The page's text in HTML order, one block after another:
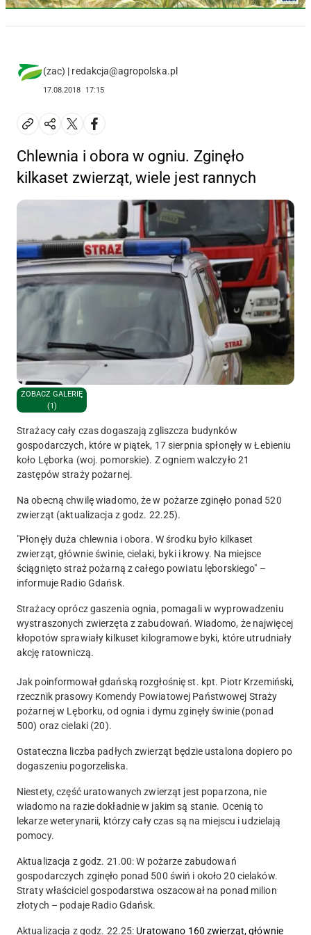
(zac) | redakcja@agropolska.pl
17.08.2018 17:15
Chlewnia i obora w ogniu. Zginęło
kilkaset zwierząt, wiele jest rannych
ZOBACZ GALERIĘ
(1)
Strażacy cały czas dogaszają zgliszcza budynków
gospodarczych, które w piątek, 17 sierpnia spłonęły w Łebieniu
koło Lęborka (woj. pomorskie). Z ogniem walczyło 21
zastępów straży pożarnej.
Na obecną chwilę wiadomo, że w pożarze zginęło ponad 520
zwierząt (aktualizacja z godz. 22.25).
"Płonęły duża chlewnia i obora. W środku było kilkaset
zwierząt, głównie świnie, cielaki, byki i krowy. Na miejsce
ściągnięto straż pożarną z całego powiatu lęborskiego" –
informuje Radio Gdańsk.
Strażacy oprócz gaszenia ognia, pomagali w wyprowadzeniu
wystraszonych zwierzęta z zabudowań. Wiadomo, że najwięcej
kłopotów sprawiały kilkuset kilogramowe byki, które utrudniały
akcję ratowniczą.
Jak poinformował gdańską rozgłośnię st. kpt. Piotr Krzemiński,
rzecznik prasowy Komendy Powiatowej Państwowej Straży
pożarnej w Lęborku, od ognia i dymu zginęły świnie (ponad
500) oraz cielaki (20).
Ostateczna liczba padłych zwierząt będzie ustalona dopiero po
dogaszeniu pogorzeliska.
Niestety, część uratowanych zwierząt jest poparzona, nie
wiadomo na razie dokładnie w jakim są stanie. Ocenią to
lekarze weterynarii, którzy cały czas są na miejscu i udzielają
pomocy.
Aktualizacja z godz. 21.00:W pożarze zabudowań
gospodarczych zginęło ponad 500 świń i około 20 cielaków.
Straty właściciel gospodarstwa oszacował na ponad milion
złotych – podaje Radio Gdańsk.
Aktualizacja z godz. 22.25: Uratowano 160 zwierząt, głównie